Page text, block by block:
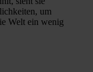
um
Welt ein wenig